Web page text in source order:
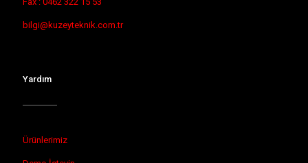
bilgi@kuzeyteknik.com.tr
Yardım
Ürünlerimiz